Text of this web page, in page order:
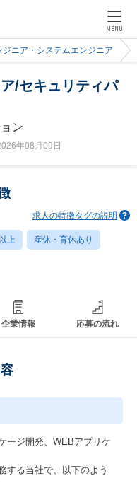
MENU
ジニア・システムエンジニア
/セキュリティパ
ン
年08月09日
求人の特徴タグの説明
上 産休・育休あり
企業情報 応募の流れ
ージ開発、WEBアプリケ
する当社で、以下のよう